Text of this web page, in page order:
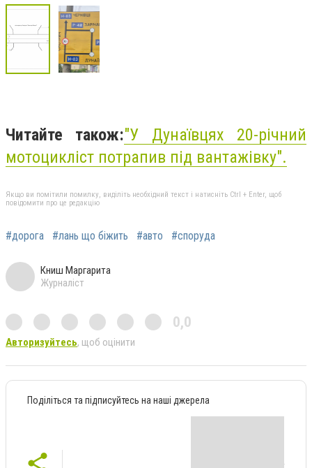
Читайте також:"У Дунаївцях 20-річний
мотоцикліст потрапив під вантажівку".
Якщо ви помітили помилку, виділіть необхідний текст і натисніть Ctrl + Enter, щоб
повідомити про це редакцію
#дорога #лань що біжить #авто #споруда
Книш Маргарита
Журналіст
0,0
Авторизуйтесь, щоб оцінити
Поділіться та підписуйтесь на наші джерела